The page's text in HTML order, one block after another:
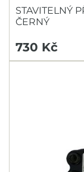
STAVITELNÝ
ČERNÝ
730 Kč